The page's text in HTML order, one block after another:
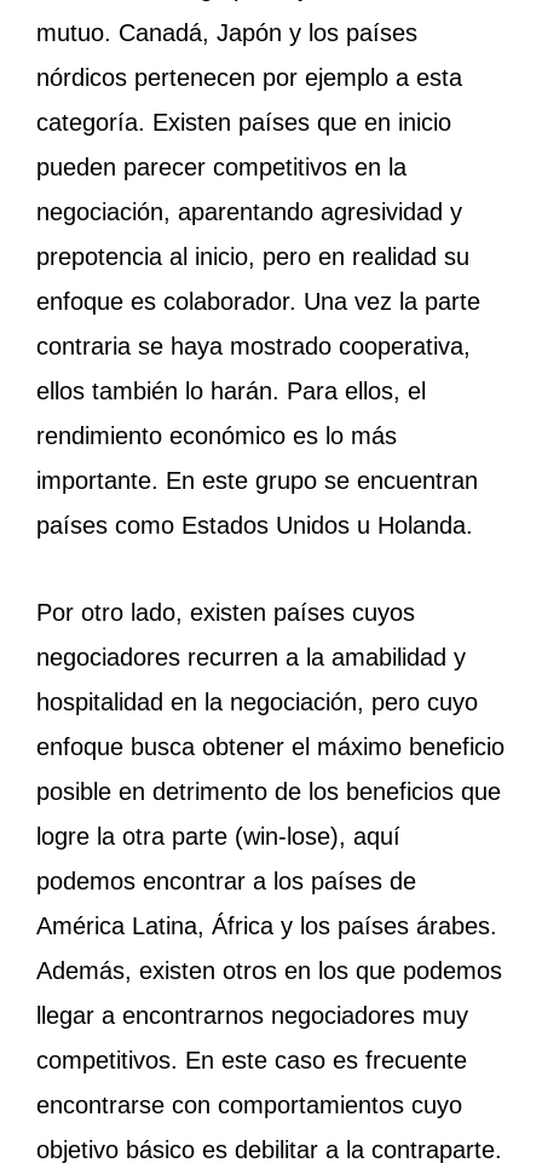
mutuo. Canadá, Japón y los países
nórdicos pertenecen por ejemplo a esta
categoría. Existen países que en inicio
pueden parecer competitivos en la
negociación, aparentando agresividad y
prepotencia al inicio, pero en realidad su
enfoque es colaborador. Una vez la parte
contraria se haya mostrado cooperativa,
ellos también lo harán. Para ellos, el
rendimiento económico es lo más
importante. En este grupo se encuentran
países como Estados Unidos u Holanda.
Por otro lado, existen países cuyos
negociadores recurren a la amabilidad y
hospitalidad en la negociación, pero cuyo
enfoque busca obtener el máximo beneficio
posible en detrimento de los beneficios que
logre la otra parte (win-lose), aquí
podemos encontrar a los países de
América Latina, África y los países árabes.
Además, existen otros en los que podemos
llegar a encontrarnos negociadores muy
competitivos. En este caso es frecuente
encontrarse con comportamientos cuyo
objetivo básico es debilitar a la contraparte.